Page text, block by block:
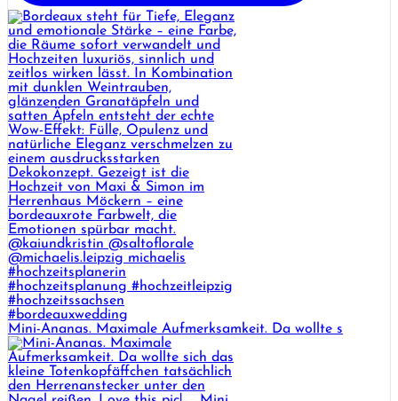
Mini-Ananas. Maximale Aufmerksamkeit. Da wollte s